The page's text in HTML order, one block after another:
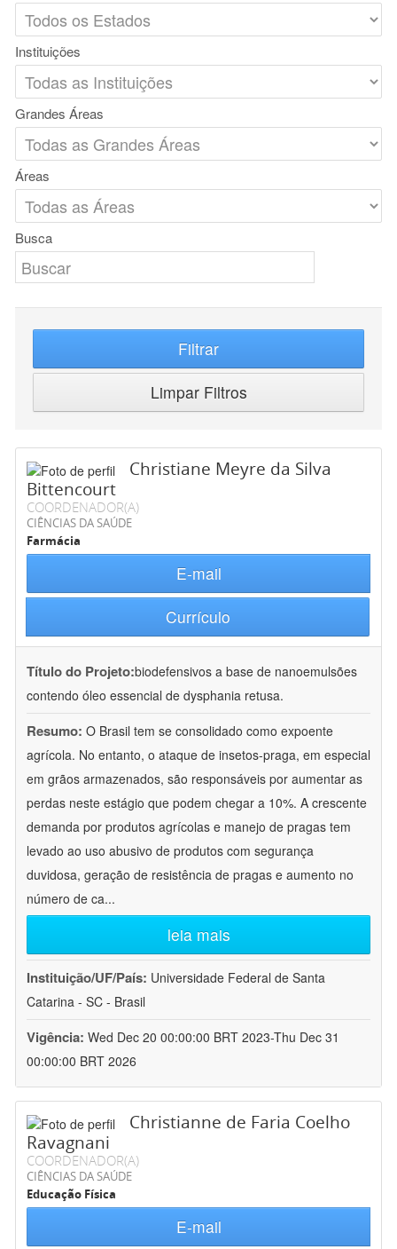
Instituições
Grandes Áreas
Áreas
Busca
Filtrar
Limpar Filtros
Christiane Meyre da Silva
Bittencourt
COORDENADOR(A)
CIÊNCIAS DA SAÚDE
Farmácia
E-mail
Currículo
Título do Projeto:biodefensivos a base de nanoemulsões
contendo óleo essencial de dysphania retusa.
Resumo: O Brasil tem se consolidado como expoente
agrícola. No entanto, o ataque de insetos-praga, em especial
em grãos armazenados, são responsáveis por aumentar as
perdas neste estágio que podem chegar a 10%. A crescente
demanda por produtos agrícolas e manejo de pragas tem
levado ao uso abusivo de produtos com segurança
duvidosa, geração de resistência de pragas e aumento no
número de ca...
leia mais
Instituição/UF/País: Universidade Federal de Santa
Catarina - SC - Brasil
Vigência: Wed Dec 20 00:00:00 BRT 2023-Thu Dec 31
00:00:00 BRT 2026
Christianne de Faria Coelho
Ravagnani
COORDENADOR(A)
CIÊNCIAS DA SAÚDE
Educação Física
E-mail